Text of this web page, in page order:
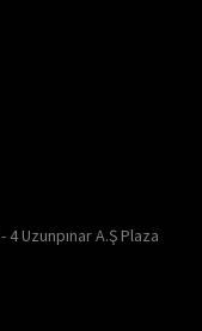
Uzunpınar A.Ş Plaza